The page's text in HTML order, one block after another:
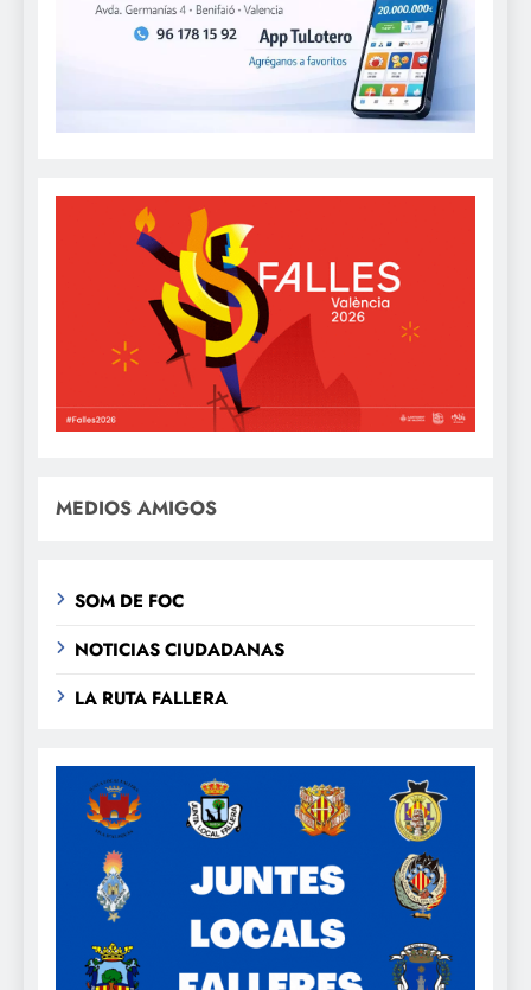
MEDIOS AMIGOS
SOM DE FOC
NOTICIAS CIUDADANAS
LA RUTA FALLERA